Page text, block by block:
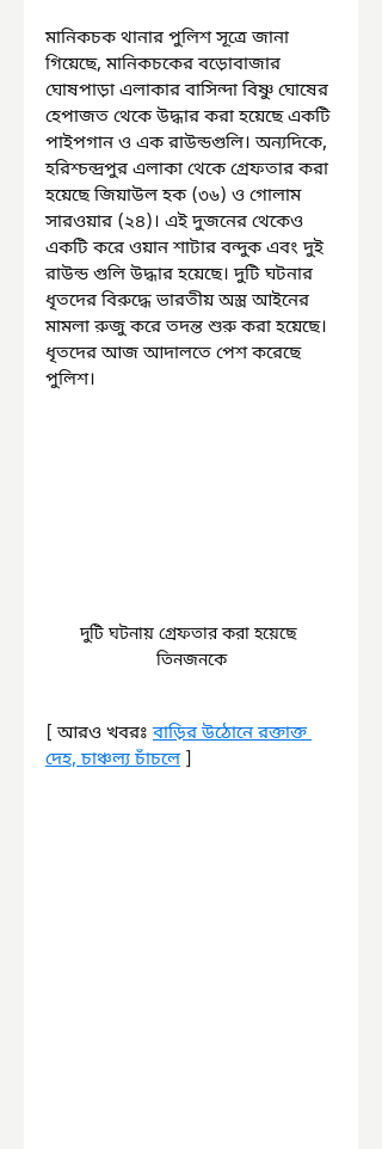
মানিকচক থানার পুলিশ সূত্রে জানা
গিয়েছে, মানিকচকের বড়োবাজার
ঘোষপাড়া এলাকার বাসিন্দা বিষ্ণু ঘোষের
হেপাজত থেকে উদ্ধার করা হয়েছে একটি
পাইপগান ও এক রাউন্ডগুলি। অন্যদিকে,
হরিশ্চন্দ্রপুর এলাকা থেকে গ্রেফতার করা
হয়েছে জিয়াউল হক (৩৬) ও গোলাম
সারওয়ার (২৪)। এই দুজনের থেকেও
একটি করে ওয়ান শাটার বন্দুক এবং দুই
রাউন্ড গুলি উদ্ধার হয়েছে। দুটি ঘটনার
ধৃতদের বিরুদ্ধে ভারতীয় অস্ত্র আইনের
মামলা রুজু করে তদন্ত শুরু করা হয়েছে।
ধৃতদের আজ আদালতে পেশ করেছে
পুলিশ।
দুটি ঘটনায় গ্রেফতার করা হয়েছে
তিনজনকে
[ আরও খবরঃ বাড়ির উঠোনে রক্তাক্ত
দেহ, চাঞ্চল্য চাঁচলে ]